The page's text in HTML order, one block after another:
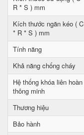
R * S ) mm
Kích thước ngăn kéo ( C
* R * S ) mm
Tính năng
Khả năng chống cháy
Hệ thống khóa liên hoàn
thông minh
Thương hiệu
Bảo hành